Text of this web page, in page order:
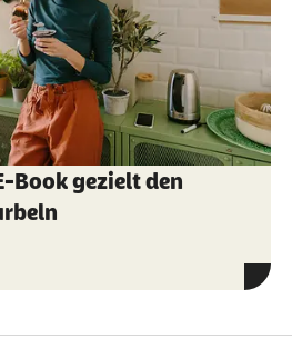
Book gezielt den